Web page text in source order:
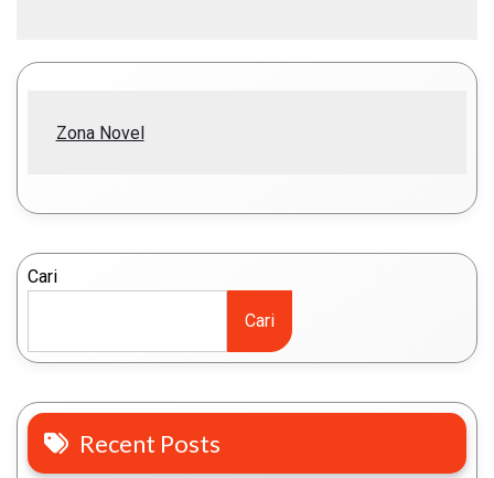
Zona Novel
Cari
Cari
Recent Posts